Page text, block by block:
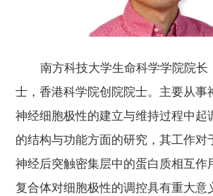
南方科技大学生命科学学院院长
士，香港科学院创院院士。主要从事
神经细胞极性的建立与维持过程中起
的结构与功能方面的研究，其工作对
神经后突触密集层中的蛋白质相互作
复合体对细胞极性的调控具有重大意